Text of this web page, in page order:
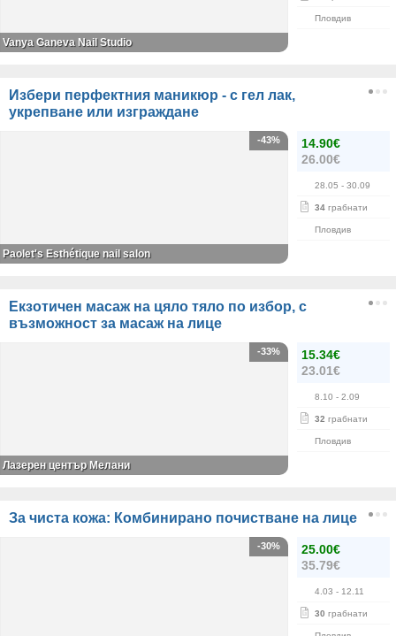
Пловдив
Vanya Ganeva Nail Studio
Избери перфектния маникюр - с гел лак,
укрепване или изграждане
14.90€
26.00€
28.05 - 30.09
34 грабнати
Пловдив
-43%
Paolet's Esthétique nail salon
Екзотичен масаж на цяло тяло по избор, с
възможност за масаж на лице
15.34€
23.01€
8.10 - 2.09
32 грабнати
Пловдив
-33%
Лазерен център Мелани
За чиста кожа: Комбинирано почистване на лице
25.00€
35.79€
4.03 - 12.11
30 грабнати
-30%